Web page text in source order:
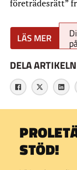
företrädesrätt”
DELA ARTIKELN
STÖD!